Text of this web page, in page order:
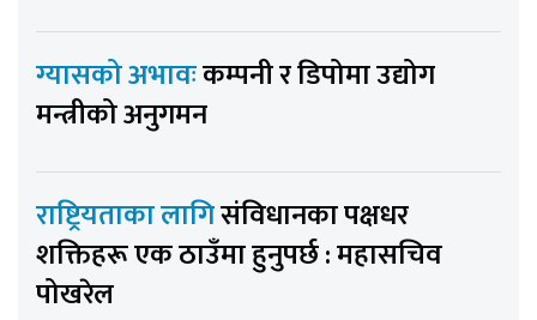
ग्यासको अभावःकम्पनी र डिपोमा उद्योग
मन्त्रीको अनुगमन
राष्ट्रियताका लागिसंविधानका पक्षधर
शक्तिहरू एक ठाउँमा हुनुपर्छ : महासचिव
पोखरेल